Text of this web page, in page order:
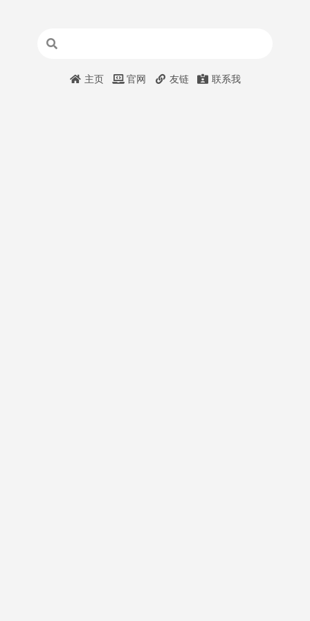
主页 官网 友链 联系我